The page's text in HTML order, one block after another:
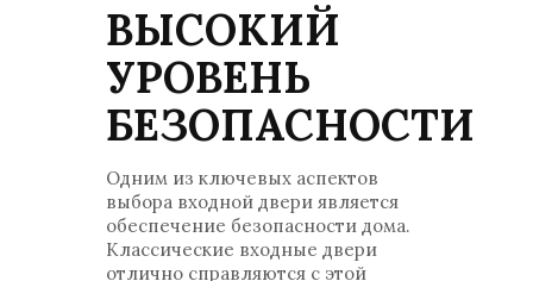
ВЫСОКИЙ
УРОВЕНЬ
БЕЗОПАСНОСТИ
Одним из ключевых аспектов
выбора входной двери является
обеспечение безопасности дома.
Классические входные двери
отлично справляются с этой